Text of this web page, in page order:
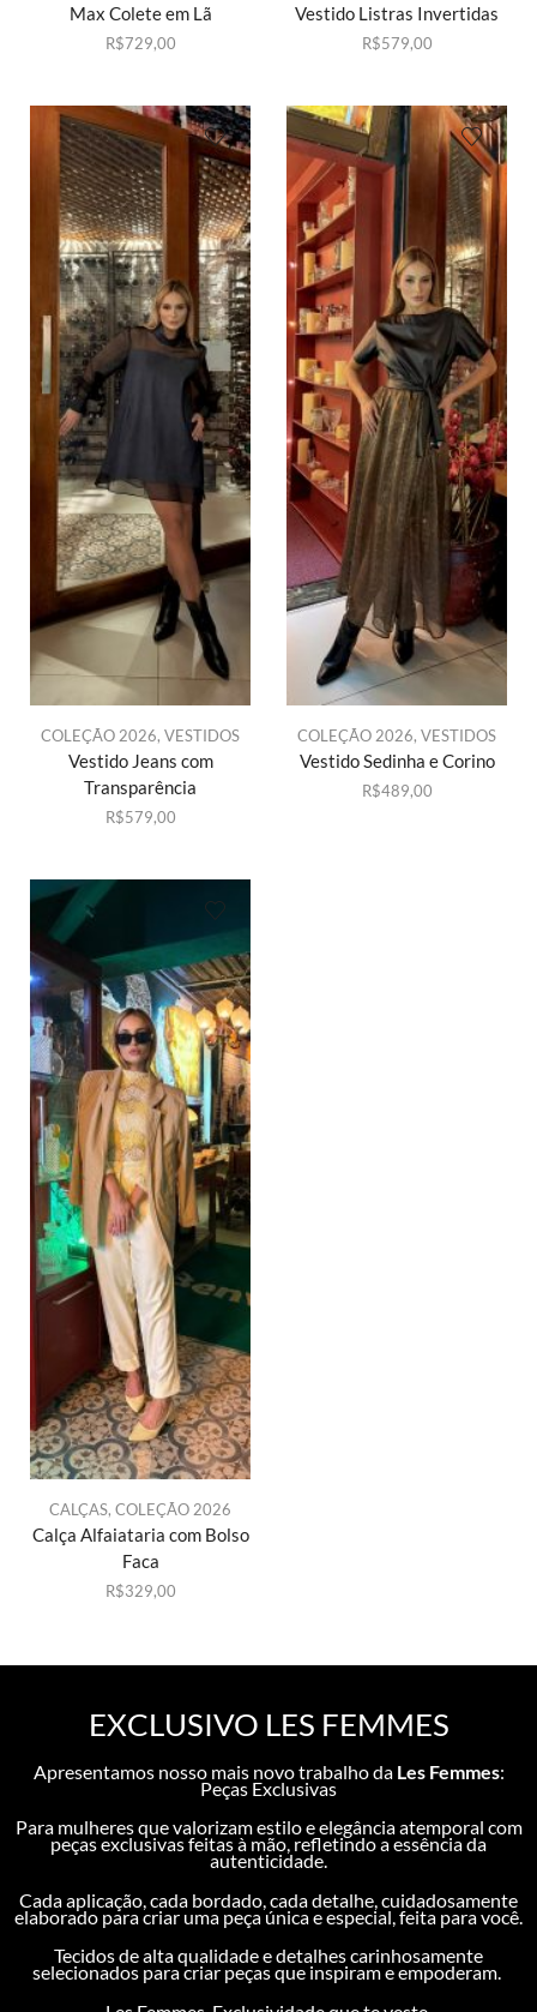
Max Colete em Lã
R$729,00
Vestido Listras Invertidas
R$579,00
COLEÇÃO 2026, VESTIDOS
Vestido Jeans com
Transparência
R$579,00
COLEÇÃO 2026, VESTIDOS
Vestido Sedinha e Corino
R$489,00
CALÇAS, COLEÇÃO 2026
Calça Alfaiataria com Bolso
Faca
R$329,00
EXCLUSIVO LES FEMMES
Apresentamos nosso mais novo trabalho da Les Femmes:
Peças Exclusivas
Para mulheres que valorizam estilo e elegância atemporal com
peças exclusivas feitas à mão, refletindo a essência da
autenticidade.
Cada aplicação, cada bordado, cada detalhe, cuidadosamente
elaborado para criar uma peça única e especial, feita para você.
Tecidos de alta qualidade e detalhes carinhosamente
selecionados para criar peças que inspiram e empoderam.